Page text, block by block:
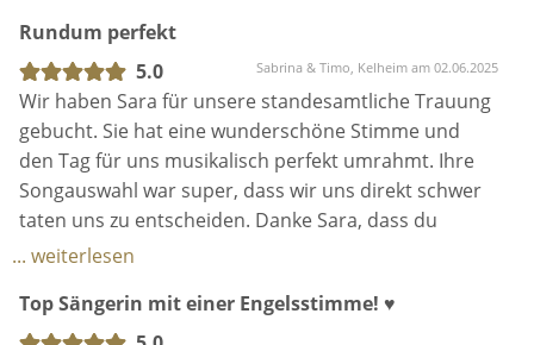
danken dir von Herzen, du bist wundervoll <3
etwas Nervosität genommen das hat mir sehr
geholfen und bedeutet mir viel. ☺️
Dein Gesang war einfach traumhaft! So gefühlvoll,
authentisch und voller Emotion. Du hast den
Moment perfekt gemacht. Auch Deine Spontanität
und Flexibilität haben uns beeindruckt. Es war
definitiv die beste Entscheidung, Dich an unserer
Wir sind Dir unendlich dankbar, dass Du mit Deinem
Rundum perfekt
5.0
Sabrina & Timo, Kelheim am 02.06.2025
Wir haben Sara für unsere standesamtliche Trauung
gebucht. Sie hat eine wunderschöne Stimme und
den Tag für uns musikalisch perfekt umrahmt. Ihre
Songauswahl war super, dass wir uns direkt schwer
taten uns zu entscheiden. Danke Sara, dass du
unseren Tag so besonders gemacht hast!
kurz vor der Trauung nochmal telefoniert. Hier hat
man schon gemerkt, wie viel Herzblut sie in das
... weiterlesen
Top Sängerin mit einer Engelsstimme! ♥️